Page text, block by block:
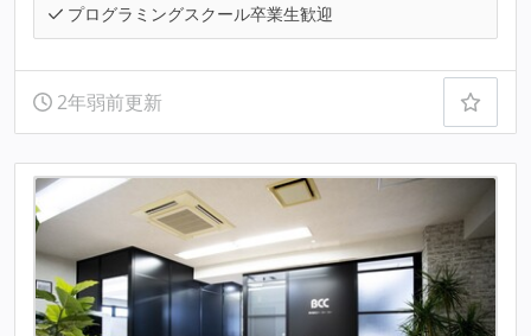
プログラミングスクール卒業生歓迎
2年弱前更新